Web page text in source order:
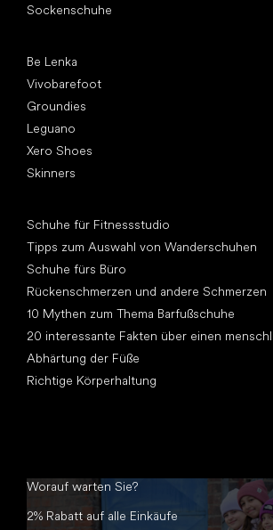
Sockenschuhe
Be Lenka
Vivobarefoot
Groundies
Leguano
Xero Shoes
Skinners
Schuhe für Fitnessstudio
Tipps zum Auswahl von Wanderschuhen
Schuhe fürs Büro
Rückenschmerzen und andere Schmerzen
10 Mythen zum Thema Barfußschuhe
20 interessante Fakten über einen
Abhärtung der Füße
Richtige Körperhaltung
Worauf warten Sie?
2% Rabatt auf alle Einkäufe